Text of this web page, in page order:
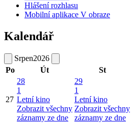
Hlášení rozhlasu
Mobilní aplikace V obraze
Kalendář
Srpen2026
Po
Út St
27
28
1
Letní kino
Zobrazit všechny
záznamy ze dne
29
1
Letní kino
Zobrazit všechny
záznamy ze dne